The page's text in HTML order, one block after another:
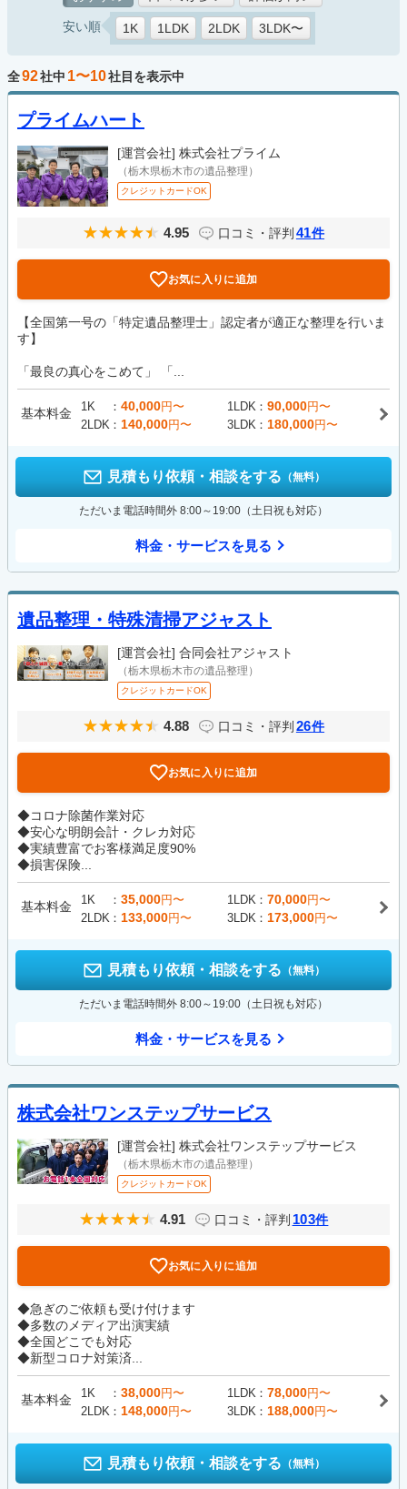
安い順 1K 1LDK 2LDK 3LDK〜
全92社中 1〜10社目を表示中
プライムハート
[運営会社] 株式会社プライム
（栃木県栃木市の遺品整理）
クレジットカードOK
4.95 口コミ・評判 41件
お気に入りに追加
【全国第一号の「特定遺品整理士」認定者が適正な整理を行いま
す】
「最良の真心をこめて」 「...
基本料金 1K 40,000円〜 1LDK 90,000円〜
2LDK
140,000円〜 3LDK 180,000円〜
見積もり依頼・相談をする （無料）
ただいま電話時間外 8:00～19:00（土日祝も対応）
料金・サービスを見る
遺品整理・特殊清掃アジャスト
[運営会社] 合同会社アジャスト
（栃木県栃木市の遺品整理）
クレジットカードOK
4.88 口コミ・評判 26件
お気に入りに追加
◆コロナ除菌作業対応
◆安心な明朗会計・クレカ対応
◆実績豊富でお客様満足度90%
◆損害保険...
基本料金 1K 35,000円〜 1LDK 70,000円〜
2LDK
133,000円〜 3LDK 173,000円〜
見積もり依頼・相談をする （無料）
ただいま電話時間外 8:00～19:00（土日祝も対応）
料金・サービスを見る
株式会社ワンステップサービス
[運営会社] 株式会社ワンステップサービス
（栃木県栃木市の遺品整理）
クレジットカードOK
4.91 口コミ・評判 103件
お気に入りに追加
◆急ぎのご依頼も受け付けます
◆多数のメディア出演実績
◆全国どこでも対応
◆新型コロナ対策済...
基本料金 1K 38,000円〜 1LDK 78,000円〜
2LDK
148,000円〜 3LDK 188,000円〜
見積もり依頼・相談をする （無料）